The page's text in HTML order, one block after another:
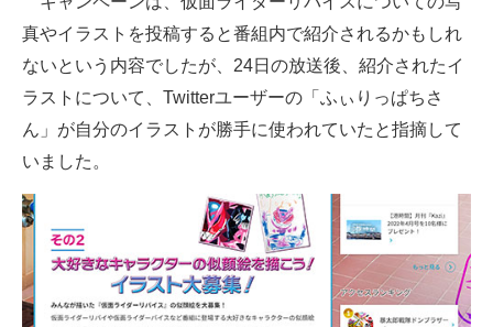
真やイラストを投稿すると番組内で紹介されるかもしれ
ないという内容でしたが、24日の放送後、紹介されたイ
ラストについて、Twitterユーザーの「ふぃりっぱちさ
ん」が自分のイラストが勝手に使われていたと指摘して
いました。